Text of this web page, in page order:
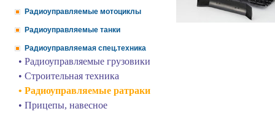
Радиоуправляемые мотоциклы
Радиоуправляемые танки
Радиоуправляемая спец.техника
• Радиоуправляемые грузовики
• Строительная техника
• Радиоуправляемые ратраки
• Прицепы, навесное